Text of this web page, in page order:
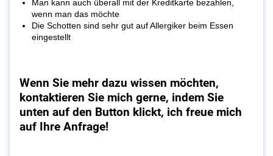
Man kann auch überall mit der Kreditkarte bezahlen,
wenn man das möchte
Die Schotten sind sehr gut auf Allergiker beim Essen
eingestellt
Wenn Sie mehr dazu wissen möchten,
kontaktieren Sie mich gerne, indem Sie
unten auf den Button klickt, ich freue mich
auf Ihre Anfrage!